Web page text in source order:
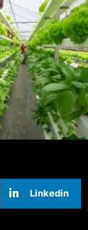
Linkedin